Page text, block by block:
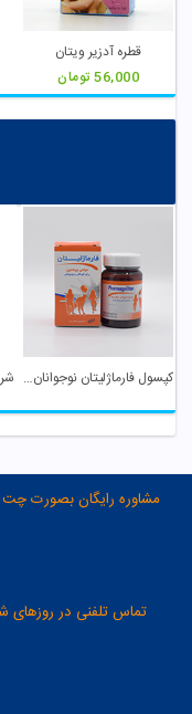
قطره آدزیر ویتان
56,000 تومان
کپسول فارماژلیتان نوجوانان دانا